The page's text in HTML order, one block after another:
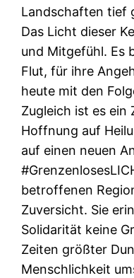
Landschaften tief
Das Licht dieser
und Mitgefühl. Es
Flut, für ihre
heute mit den
Zugleich ist es ein
Hoffnung auf
auf einen neuen
betroffenen
Zuversicht. Sie
Solidarität keine
Zeiten größter
Menschlichkeit